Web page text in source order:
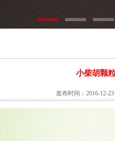
小柴胡颗
发布时间：2016-12-23